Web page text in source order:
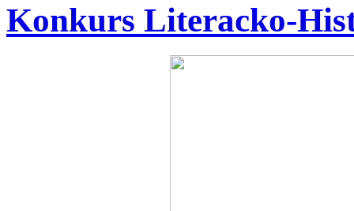
Konkurs Literacko-